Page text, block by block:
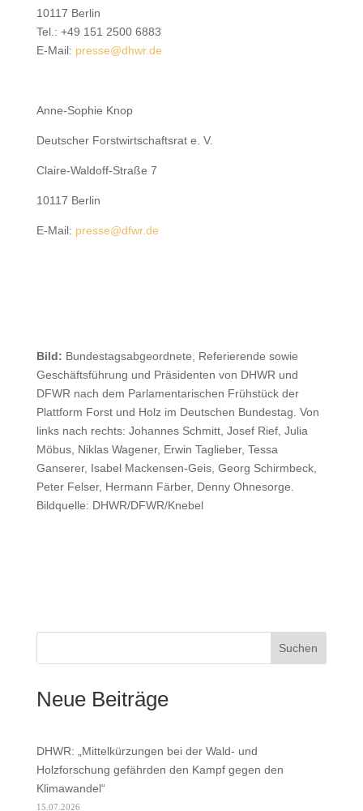
10117 Berlin
Tel.: +49 151 2500 6883
E-Mail: presse@dhwr.de
Anne-Sophie Knop
Deutscher Forstwirtschaftsrat e. V.
Claire-Waldoff-Straße 7
10117 Berlin
E-Mail: presse@dfwr.de
Bild: Bundestagsabgeordnete, Referierende sowie
Geschäftsführung und Präsidenten von DHWR und
DFWR nach dem Parlamentarischen Frühstück der
Plattform Forst und Holz im Deutschen Bundestag. Von
links nach rechts: Johannes Schmitt, Josef Rief, Julia
Möbus, Niklas Wagener, Erwin Taglieber, Tessa
Ganserer, Isabel Mackensen-Geis, Georg Schirmbeck,
Peter Felser, Hermann Färber, Denny Ohnesorge.
Bildquelle: DHWR/DFWR/Knebel
Suchen
Neue Beiträge
DHWR: „Mittelkürzungen bei der Wald- und
Holzforschung gefährden den Kampf gegen den
Klimawandel“
15.07.2026